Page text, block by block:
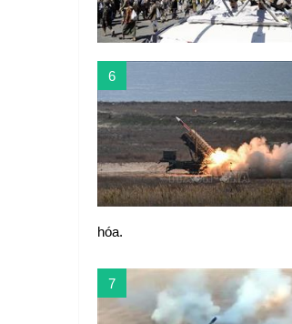
6
hóa.
7